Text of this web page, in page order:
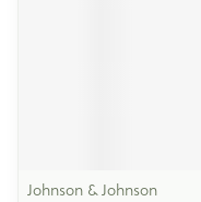
Johnson & Johnson